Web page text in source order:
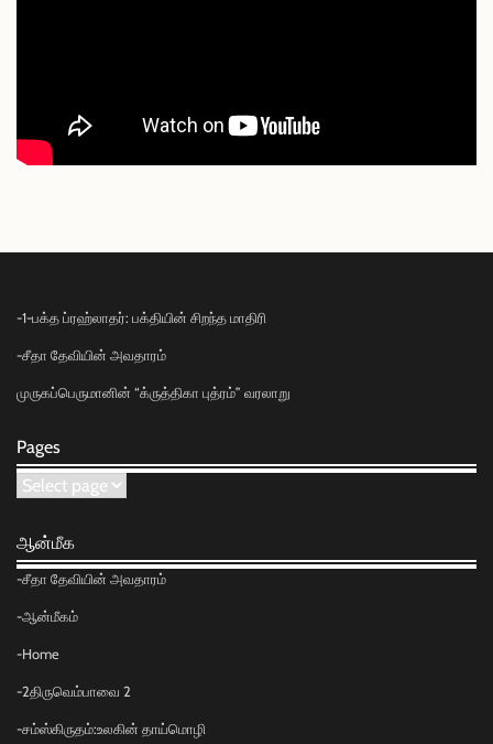
-1-பக்த ப்ரஹ்லாதர்: பக்தியின் சிறந்த மாதிரி
-சீதா தேவியின் அவதாரம்
முருகப்பெருமானின் “க்ருத்திகா புத்ரம்” வரலாறு
Pages
Pages
ஆன்மீக
-சீதா தேவியின் அவதாரம்
-ஆன்மீகம்
-Home
-2திருவெம்பாவை 2
-சம்ஸ்கிருதம்:உலகின் தாய்மொழி